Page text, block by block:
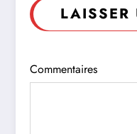
LAISSER
Commentaires